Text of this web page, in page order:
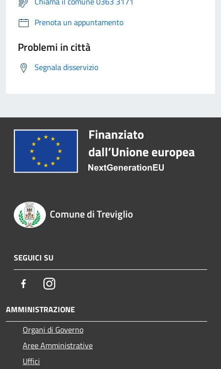
Prenota un appuntamento
Problemi in città
Segnala disservizio
Comune di Treviglio
SEGUICI SU
FacebookInstagram
AMMINISTRAZIONE
Organi di Governo
Aree Amministrative
Uffici